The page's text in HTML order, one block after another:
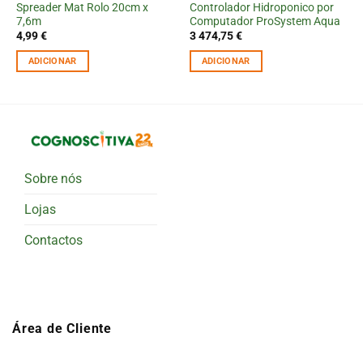
Spreader Mat Rolo 20cm x
7,6m
4,99€
ADICIONAR
Controlador Hidroponico por
Computador ProSystem Aqua
3 474,75€
ADICIONAR
Sobre nós
Lojas
Contactos
Área de Cliente